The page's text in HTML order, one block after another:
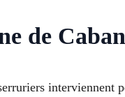
de
interviennent